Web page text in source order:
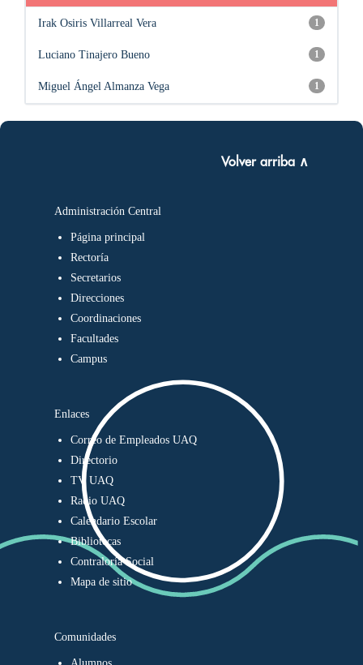
1
Irak Osiris Villarreal Vera
1
Luciano Tinajero Bueno
1
Miguel Ángel Almanza Vega
Volver arriba ∧
Administración Central
Página principal
Rectoría
Secretarios
Direcciones
Coordinaciones
Facultades
Campus
Enlaces
Correo de Empleados UAQ
Directorio
TV UAQ
Radio UAQ
Calendario Escolar
Bibliotecas
Contraloría Social
Mapa de sitio
Comunidades